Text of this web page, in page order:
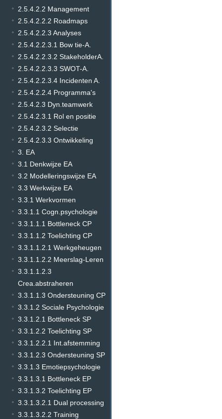
2.5.4.2.2 Management
2.5.4.2.2.2 Roadmaps
2.5.4.2.2.3 Analyses
2.5.4.2.2.3.1 Bow tie-A.
2.5.4.2.2.3.2 StakeholderA.
2.5.4.2.2.3.3 SWOT-A.
2.5.4.2.2.3.4 Incidenten A.
2.5.4.2.2.4 Programma's
2.5.4.2.3 Dyn.teamwerk
2.5.4.2.3.1 Rol en positie
2.5.4.2.3.2 Selectie
2.5.4.2.3.3 Ontwikkeling
3. EA
3.1 Denkwijze EA
3.2 Modelleringswijze EA
3.3 Werkwijze EA
3.3.1 Werkvormen
3.3.1.1 Cogn.psychologie
3.3.1.1.1 Bottleneck CP
3.3.1.1.2 Toelichting CP
3.3.1.1.2.1 Werkgeheugen
3.3.1.1.2.2 Meerslag-Leren
3.3.1.1.2.3
Crea.abstraheren
3.3.1.1.3 Ondersteuning CP
3.3.1.2 Sociale Psychologie
3.3.1.2.1 Bottleneck SP
3.3.1.2.2 Toelichting SP
3.3.1.2.2.1 Int.afstemming
3.3.1.2.3 Ondersteuning SP
3.3.1.3 Emotiepsychologie
3.3.1.3.1 Bottleneck EP
3.3.1.3.2 Toelichting EP
3.3.1.3.2.1 Dual processing
3.3.1.3.2.2 Training